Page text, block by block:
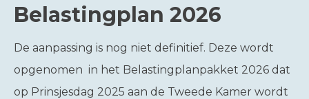
Belastingplan 2026
De aanpassing is nog niet definitief. Deze wordt
opgenomen in het Belastingplanpakket 2026 dat
op Prinsjesdag 2025 aan de Tweede Kamer wordt